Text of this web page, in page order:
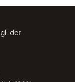
der